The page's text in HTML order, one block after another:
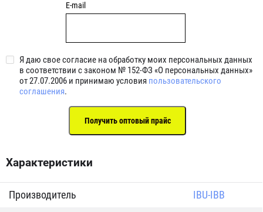
E-mail
Я даю свое согласие на обработку моих персональных данных
в соответствии с законом № 152-ФЗ «О персональных данных»
от 27.07.2006 и принимаю условия пользовательского
соглашения.
Характеристики
Производитель
IBU-IBB